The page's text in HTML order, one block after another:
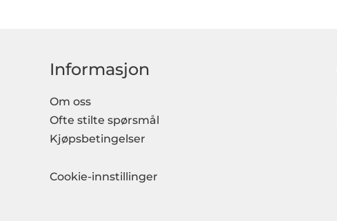
Informasjon
Om oss
Ofte stilte spørsmål
Kjøpsbetingelser
Cookie-innstillinger